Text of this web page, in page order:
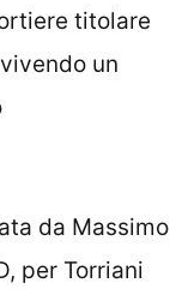
titolare
un
da Massimo
per Torriani